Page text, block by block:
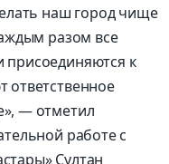
наш город чище
разом все
к
ответственное
— отметил
работе с
Султан